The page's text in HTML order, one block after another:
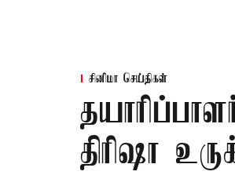
சினிமா செய்திகள்
திரிஷா